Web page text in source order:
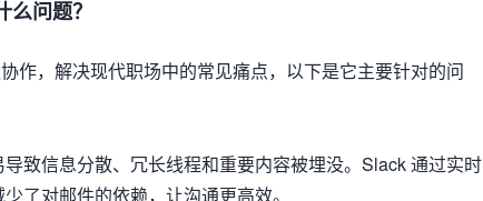
问题？
作，解决现代职场中的常见痛点，以下是它主要针对的问
致信息分散、冗长线程和重要内容被埋没。Slack 通过实时
了对邮件的依赖，让沟通更高效。